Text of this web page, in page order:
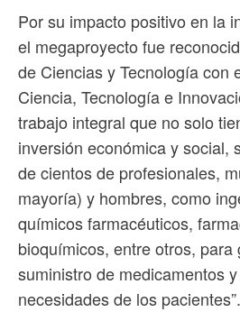
Por su impacto positivo en la
el megaproyecto fue
de Ciencias y Tecnología con
Ciencia, Tecnología e
trabajo integral que no solo
inversión económica y social,
de cientos de profesionales,
mayoría) y hombres, como
químicos farmacéuticos,
bioquímicos, entre otros, para
suministro de medicamentos
necesidades de los pacientes”.